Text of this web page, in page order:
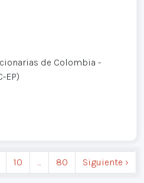
de Colombia -
EP)
10 … 80 Siguiente ›